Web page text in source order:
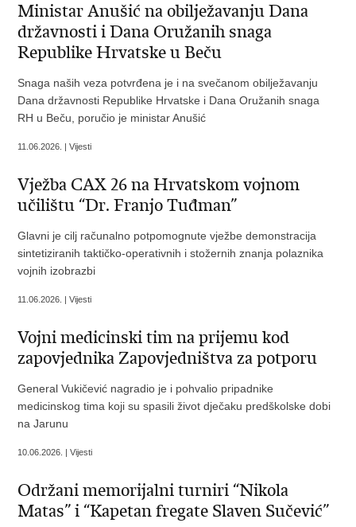
Ministar Anušić na obilježavanju Dana
državnosti i Dana Oružanih snaga
Republike Hrvatske u Beču
Snaga naših veza potvrđena je i na svečanom obilježavanju
Dana državnosti Republike Hrvatske i Dana Oružanih snaga
RH u Beču, poručio je ministar Anušić
11.06.2026. | Vijesti
Vježba CAX 26 na Hrvatskom vojnom
učilištu “Dr. Franjo Tuđman”
Glavni je cilj računalno potpomognute vježbe demonstracija
sintetiziranih taktičko-operativnih i stožernih znanja polaznika
vojnih izobrazbi
11.06.2026. | Vijesti
Vojni medicinski tim na prijemu kod
zapovjednika Zapovjedništva za potporu
General Vukičević nagradio je i pohvalio pripadnike
medicinskog tima koji su spasili život dječaku predškolske dobi
na Jarunu
10.06.2026. | Vijesti
Održani memorijalni turniri “Nikola
Matas” i “Kapetan fregate Slaven Sučević”